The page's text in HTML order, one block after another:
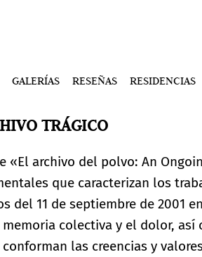
GALERÍAS RESEÑAS RESIDENCIAS
TRÁGICO
«El archivo del polvo: An
que caracterizan los
del 11 de septiembre de 2001 en
colectiva y el dolor, así
las creencias y